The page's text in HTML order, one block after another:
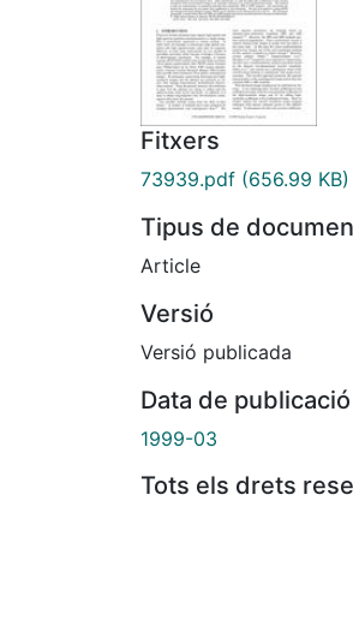
Fitxers
73939.pdf (656.99 KB)
Tipus de
Article
Versió
Versió publicada
Data de publicació
1999-03
Tots els drets